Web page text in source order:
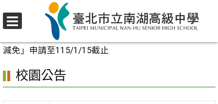
至
要
區
校園公告
減免」申請至115/1/15截止
校園公告
選
單